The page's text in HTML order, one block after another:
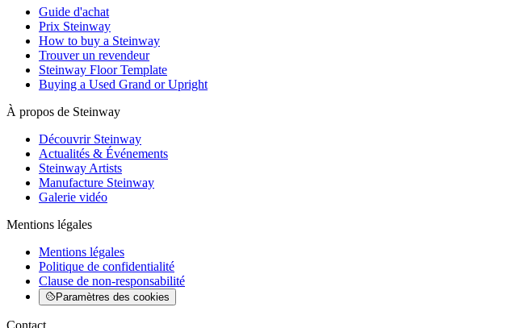
Guide d'achat
Prix Steinway
How to buy a Steinway
Trouver un revendeur
Steinway Floor Template
Buying a Used Grand or Upright
À propos de Steinway
Découvrir Steinway
Actualités & Événements
Steinway Artists
Manufacture Steinway
Galerie vidéo
Mentions légales
Mentions légales
Politique de confidentialité
Clause de non-responsabilité
Paramètres des cookies
Contact